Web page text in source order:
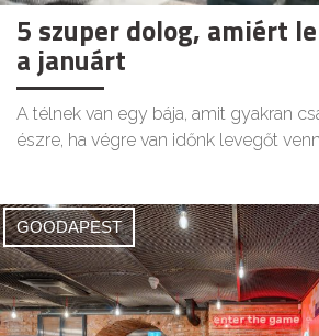
5 szuper dolog, amiért
a januárt
A télnek van egy bája, amit gyakran
észre, ha végre van időnk levegőt
GOODAPEST